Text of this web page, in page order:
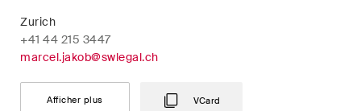
Zurich
+41 44 215 3447
marcel.jakob@swlegal.ch
Afficher plus VCard
Publications
Arbitration Case Alert